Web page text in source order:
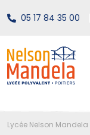
05 17 84 35 00
Lycée Nelson Mandela